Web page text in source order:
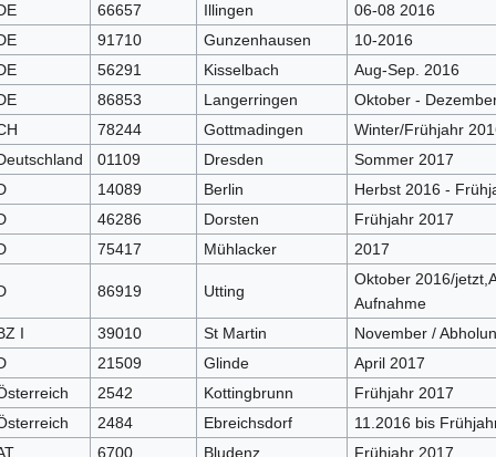
66657 Illingen
06-08 2016
91710 Gunzenhausen
10-2016
56291 Kisselbach
Aug-Sep. 2016
86853 Langerringen
Oktober -
78244 Gottmadingen
Winter/Frühjahr
01109 Dresden
Sommer 2017
14089 Berlin
Herbst 2016 -
46286 Dorsten
Frühjahr 2017
75417 Mühlacker 2017
86919 Utting
Oktober 2016/
Aufnahme
I
39010 St Martin
November /
21509 Glinde
April 2017
2542 Kottingbrunn
Frühjahr 2017
2484 Ebreichsdorf
11.2016 bis
6700 Bludenz Frühjahr 2017